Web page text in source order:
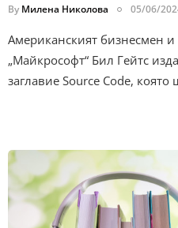
By Милена Николова 05/06/
Американският бизнесмен
„Майкрософт“ Бил Гейтс
заглавие Source Code,